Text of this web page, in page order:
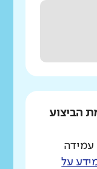
הביצוע
על